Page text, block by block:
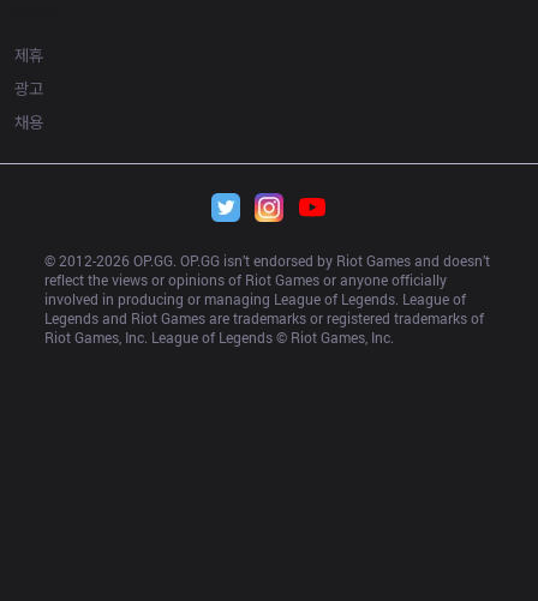
제휴
광고
채용
© 2012-2026 OP.GG. OP.GG isn’t endorsed by Riot Games and doesn’t
reflect the views or opinions of Riot Games or anyone officially
involved in producing or managing League of Legends. League of
Legends and Riot Games are trademarks or registered trademarks of
Riot Games, Inc. League of Legends © Riot Games, Inc.